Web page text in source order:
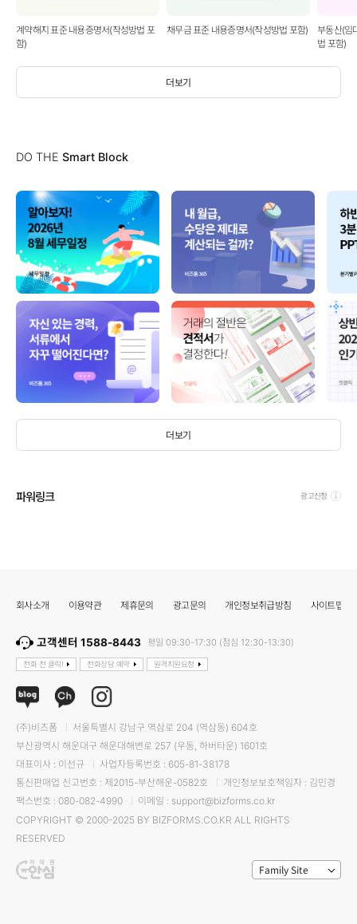
더보기
계약해지 표준 내용증명서(작성방법 포
함)
채무금 표준 내용증명서(작성방법 포함)
부동산(임
법 포함)
DO THE Smart Block
더보기
파워링크 광고신청
회사소개 이용약관 제휴문의 광고문의 개인정보취급방침 사이트맵
고객센터 1588-8443 평일 09:30-17:30 (점심 12:30-13:30)
전화 전 클릭! 전화상담 예약 원격지원요청
(주)비즈폼
서울특별시 강남구 역삼로 204 (역삼동) 604호
부산광역시 해운대구 해운대해변로 257 (우동, 하버타운) 1601호
대표이사 : 이선규
사업자등록번호 : 605-81-38178
통신판매업 신고번호 : 제2015-부산해운-0582호
개인정보보호책임자 : 김민경
팩스번호 : 080-082-4990
이메일 : support@bizforms.co.kr
COPYRIGHT © 2000-2025 BY BIZFORMS.CO.KR ALL RIGHTS
RESERVED
Family Site